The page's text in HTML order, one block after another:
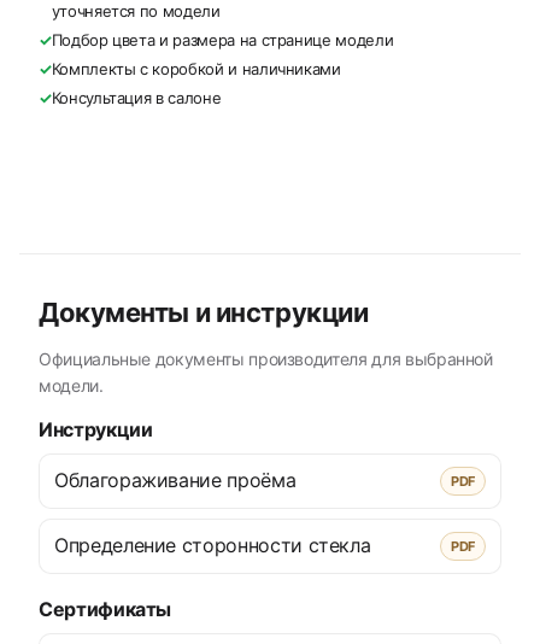
уточняется по модели
✓Подбор цвета и размера на странице модели
✓Комплекты с коробкой и наличниками
✓Консультация в салоне
Документы и инструкции
Официальные документы производителя для выбранной
модели.
Инструкции
Облагораживание проёма PDF
Определение сторонности стекла PDF
Сертификаты